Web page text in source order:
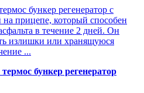
бункер регенератор с
прицепе, который способен
в течение 2 дней. Он
излишки или хранящуюся
...
бункер регенератор